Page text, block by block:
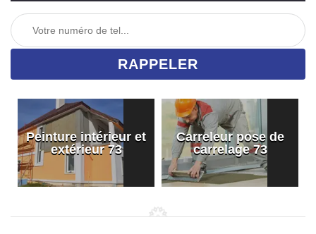
Peinture intérieur et
extérieur 73
Carreleur pose de
carrelage 73